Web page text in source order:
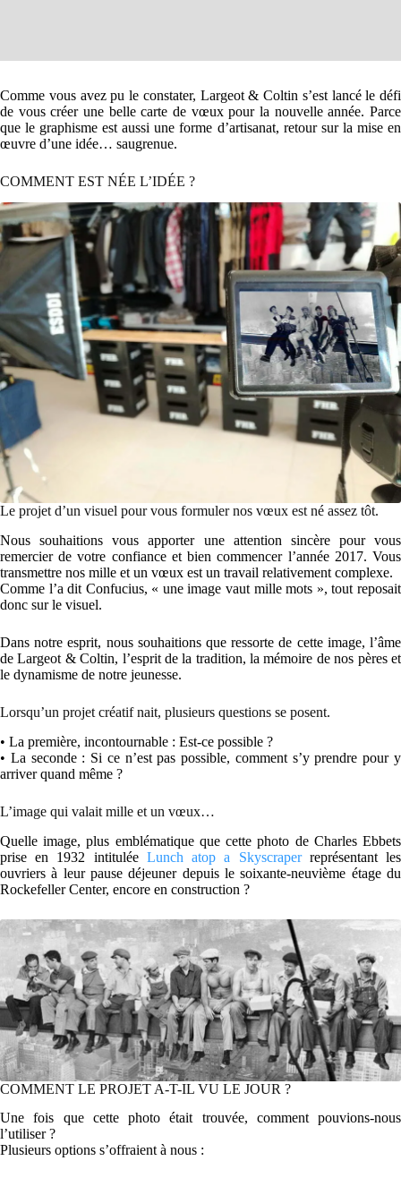
Comme vous avez pu le constater, Largeot & Coltin s’est lancé le défi
de vous créer une belle carte de vœux pour la nouvelle année. Parce
que le graphisme est aussi une forme d’artisanat, retour sur la mise en
œuvre d’une idée… saugrenue.
COMMENT EST NÉE L’IDÉE ?
Le projet d’un visuel pour vous formuler nos vœux est né assez tôt.
Nous souhaitions vous apporter une attention sincère pour vous
remercier de votre confiance et bien commencer l’année 2017. Vous
transmettre nos mille et un vœux est un travail relativement complexe.
Comme l’a dit Confucius, « une image vaut mille mots », tout reposait
donc sur le visuel.
Dans notre esprit, nous souhaitions que ressorte de cette image, l’âme
de Largeot & Coltin, l’esprit de la tradition, la mémoire de nos pères et
le dynamisme de notre jeunesse.
Lorsqu’un projet créatif nait, plusieurs questions se posent.
• La première, incontournable : Est-ce possible ?
• La seconde : Si ce n’est pas possible, comment s’y prendre pour y
arriver quand même ?
L’image qui valait mille et un vœux…
Quelle image, plus emblématique que cette photo de Charles Ebbets
prise en 1932 intitulée Lunch atop a Skyscraperreprésentant les
ouvriers à leur pause déjeuner depuis le soixante-neuvième étage du
Rockefeller Center, encore en construction ?
COMMENT LE PROJET A-T-IL VU LE JOUR ?
Une fois que cette photo était trouvée, comment pouvions-nous
l’utiliser ?
Plusieurs options s’offraient à nous :